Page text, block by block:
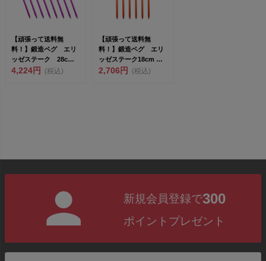
【頑張って送料無
料！】鍛造ペグ エリ
ッゼステーク 28cm
2017年新色パープ
4,224円 (税込)
【頑張って送料無
料！】鍛造ペグ エリ
ッゼステーク18cm 限
定色 オレンジ 粉体塗
2,706円 (税込)
新規会員登録で300
ポイントプレゼント